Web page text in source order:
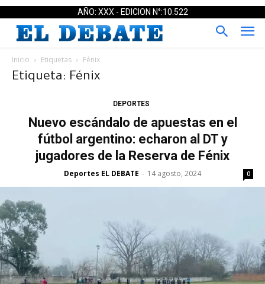
AÑO: XXX - EDICION N°:10.522
Inicio Etiquetas Fénix
Etiqueta: Fénix
DEPORTES
Nuevo escándalo de apuestas en el
fútbol argentino: echaron al DT y
jugadores de la Reserva de Fénix
Deportes EL DEBATE - 14 agosto, 2024 0